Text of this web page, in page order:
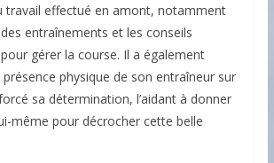
travail effectué en amont, notamment
entraînements et les conseils
gérer la course. Il a également
physique de son entraîneur sur
sa détermination, l’aidant à donner
même pour décrocher cette belle